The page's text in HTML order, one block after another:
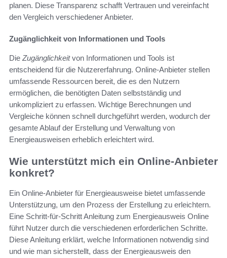
planen. Diese Transparenz schafft Vertrauen und vereinfacht
den Vergleich verschiedener Anbieter.
Zugänglichkeit von Informationen und Tools
Die Zugänglichkeitvon Informationen und Tools ist
entscheidend für die Nutzererfahrung. Online-Anbieter stellen
umfassende Ressourcen bereit, die es den Nutzern
ermöglichen, die benötigten Daten selbstständig und
unkompliziert zu erfassen. Wichtige Berechnungen und
Vergleiche können schnell durchgeführt werden, wodurch der
gesamte Ablauf der Erstellung und Verwaltung von
Energieausweisen erheblich erleichtert wird.
Wie unterstützt mich ein Online-Anbieter
konkret?
Ein Online-Anbieter für Energieausweise bietet umfassende
Unterstützung, um den Prozess der Erstellung zu erleichtern.
Eine Schritt-für-Schritt Anleitung zum Energieausweis Online
führt Nutzer durch die verschiedenen erforderlichen Schritte.
Diese Anleitung erklärt, welche Informationen notwendig sind
und wie man sicherstellt, dass der Energieausweis den